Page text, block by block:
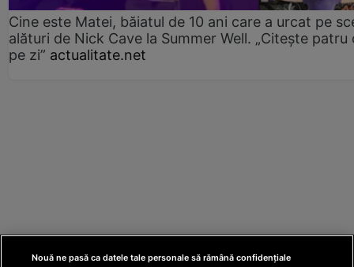
Cine este Matei, băiatul de 10 ani care a urcat pe
alături de Nick Cave la Summer Well. „Citește patru
pe zi” actualitate.net
Nouă ne pasă ca datele tale personale să rămână confidențiale